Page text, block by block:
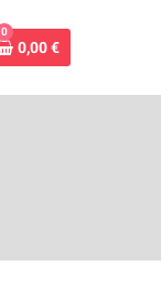
0
0,00 €